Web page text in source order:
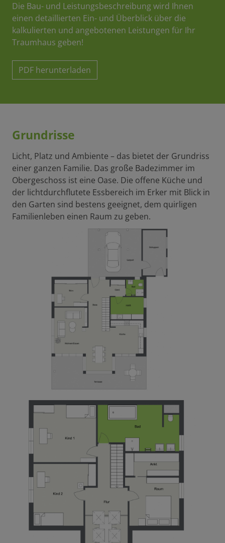
Die Bau- und Leistungsbeschreibung wird Ihnen
einen detaillierten Ein- und Überblick über die
kalkulierten und angebotenen Leistungen für Ihr
Traumhaus geben!
PDF herunterladen
Grundrisse
Licht, Platz und Ambiente – das bietet der Grundriss
einer ganzen Familie. Das große Badezimmer im
Obergeschoss ist eine Oase. Die offene Küche und
der lichtdurchflutete Essbereich im Erker mit Blick in
den Garten sind bestens geeignet, dem quirligen
Familienleben einen Raum zu geben.